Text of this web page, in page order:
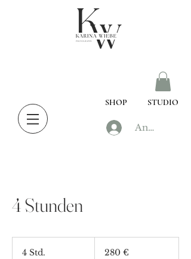
SHOP STUDIO
Anmelden
4 Stunden
4 Std.
Euro280 €